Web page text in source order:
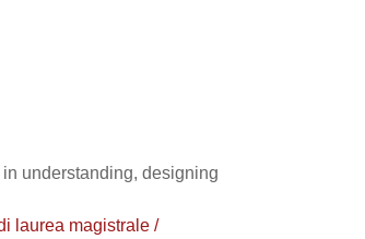
understanding, designing
laurea magistrale /